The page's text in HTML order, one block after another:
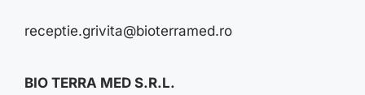
receptie.grivita@bioterramed.ro
BIO TERRA MED S.R.L.